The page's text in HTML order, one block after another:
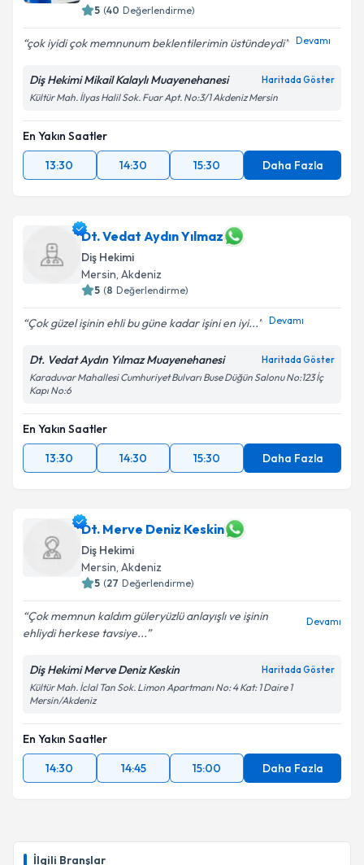
İlgili Branşlar
5 (40 Değerlendirme)
çok iyidi çok memnunum beklentilerimin üstündeydi Devamı
Diş Hekimi Mikail Kalaylı Muayenehanesi Haritada Göster
Kültür Mah. İlyas Halil Sok. Fuar Apt. No:3/1 Akdeniz Mersin
En Yakın Saatler
13:30
14:30 15:30 Daha Fazla
Dt. Vedat Aydın Yılmaz
Diş Hekimi
Mersin, Akdeniz
5 (8 Değerlendirme)
Çok güzel işinin ehli bu güne kadar işini en iyi... Devamı
Dt. Vedat Aydın Yılmaz Muayenehanesi Haritada Göster
Karaduvar Mahallesi Cumhuriyet Bulvarı Buse Düğün Salonu No:123 İç
Kapı No:6
En Yakın Saatler
13:30
14:30 15:30 Daha Fazla
Dt. Merve Deniz Keskin
Diş Hekimi
Mersin, Akdeniz
5 (27 Değerlendirme)
Çok memnun kaldım güleryüzlü anlayışlı ve işinin
ehliydi herkese tavsiye...
Devamı
Diş Hekimi Merve Deniz Keskin Haritada Göster
Kültür Mah. İclal Tan Sok. Limon Apartmanı No: 4 Kat: 1 Daire 1
Mersin/Akdeniz
En Yakın Saatler
14:30
14:45 15:00 Daha Fazla